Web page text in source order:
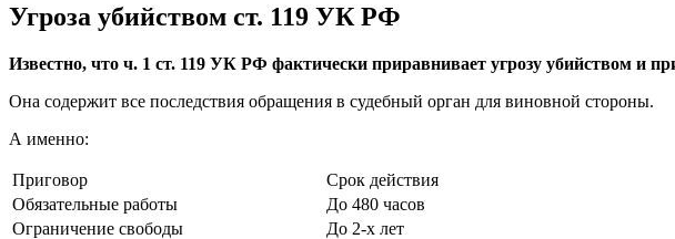
Угроза убийством ст. 119 УК РФ
Известно, что ч. 1 ст. 119 УК РФ фактически приравнивает угрозу убийством и
Она содержит все последствия обращения в судебный орган для виновной стороны.
А именно:
Приговор
Срок действия
Обязательные работы
До 480 часов
Ограничение свободы
До 2-х лет